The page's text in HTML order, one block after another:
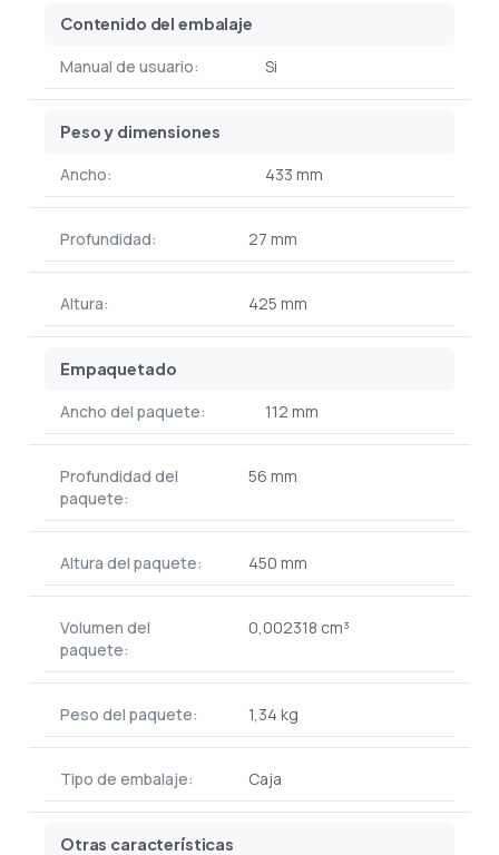
Contenido del embalaje
Manual de usuario: Si
Peso y dimensiones
Ancho: 433 mm
Profundidad: 27 mm
Altura: 425 mm
Empaquetado
Ancho del paquete: 112 mm
Profundidad del
paquete:
56 mm
Altura del paquete: 450 mm
Volumen del
paquete:
0,002318 cm³
Peso del paquete: 1,34 kg
Tipo de embalaje: Caja
Otras características